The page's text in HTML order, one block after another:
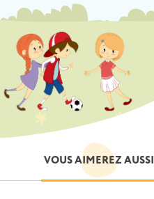
VOUS AIMEREZ AUSSI